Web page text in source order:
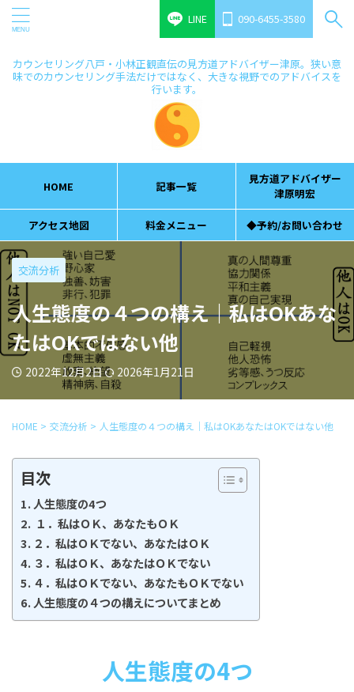
LINE 090-6455-3580
カウンセリング八戸・小林正観直伝の見方道アドバイザー津原。狭い意
味でのカウンセリング手法だけではなく、大きな視野でのアドバイスを
行います。
HOME 記事一覧
見方道アドバイザー
津原明宏
アクセス地図 料金メニュー ◆予約/お問い合わせ
交流分析
人生態度の４つの構え｜私はOKあな
たはOKではない他
2022年12月2日 2026年1月21日
HOME > 交流分析 > 人生態度の４つの構え｜私はOKあなたはOKではない他
目次
人生態度の4つ
１．私はＯＫ、あなたもＯＫ
２．私はＯＫでない、あなたはＯＫ
３．私はＯＫ、あなたはＯＫでない
４．私はＯＫでない、あなたもＯＫでない
人生態度の４つの構えについてまとめ
人生態度の4つ